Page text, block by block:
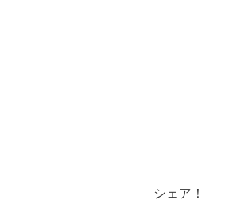
シェア！